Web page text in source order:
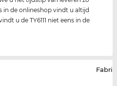
in de onlineshop vindt u altijd
u de TY6111 niet eens in de